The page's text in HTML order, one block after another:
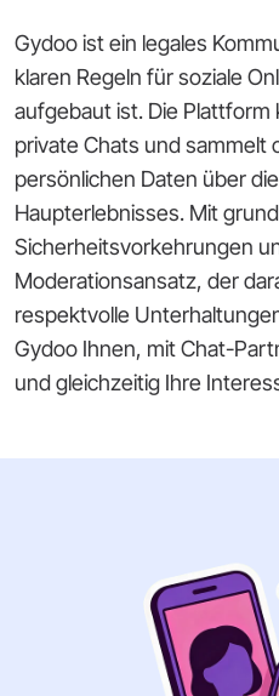
Gydoo ist ein legales
klaren Regeln für soziale
aufgebaut ist. Die
private Chats und sammelt
persönlichen Daten über
Haupterlebnisses. Mit
Sicherheitsvorkehrungen
Moderationsansatz, der
respektvolle
Gydoo Ihnen, mit Chat-
und gleichzeitig Ihre